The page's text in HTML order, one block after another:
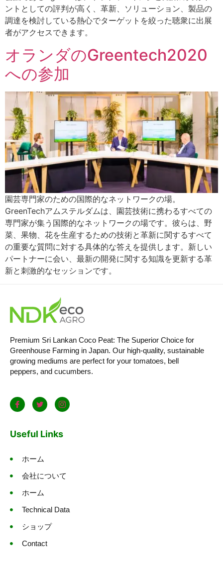
ントとしての評判が高く、革新、ソリューション、製品の
調達を検討している熱心でターゲットを絞った聴衆に出展
者がアクセスできます。
オランダのGreentech2020
への参加
園芸専門家のための国際的なネットワークの場。
GreenTechアムステルダムは、園芸技術に携わるすべての
専門家が集う国際的なネットワークの場です。彼らは、野
菜、果物、花を生産するための技術と革新に関するすべて
の重要な質問に対する具体的な答えを提供します。新しい
パートナーに会い、最新の開発に関する知識を更新する革
新と刺激的なセッションです。
Premium Sri Lankan Coco Peat: The Superior Choice for
Greenhouse Farming in Japan. Our high-quality, sustainable
growing mediums are perfect for your tomatoes, bell
peppers, and cucumbers.
Useful Links
ホーム
会社について
ホーム
Technical Data
ショップ
Contact